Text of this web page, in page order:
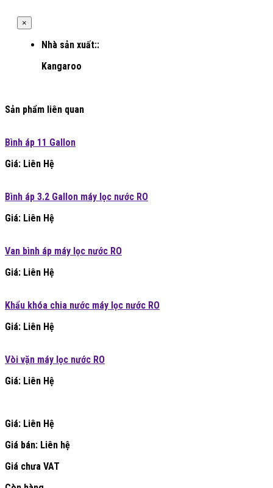
×
Nhà sản xuất::
Kangaroo
Sản phẩm liên quan
Bình áp 11 Gallon
Giá: Liên Hệ
Bình áp 3.2 Gallon máy lọc nước RO
Giá: Liên Hệ
Van bình áp máy lọc nước RO
Giá: Liên Hệ
Khẩu khóa chia nước máy lọc nước RO
Giá: Liên Hệ
Vòi vặn máy lọc nước RO
Giá: Liên Hệ
Giá: Liên Hệ
Giá bán: Liên hệ
Giá chưa VAT